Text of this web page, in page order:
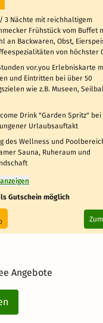
/ 3 Nächte mit reichhaltigem
Frühstück vom Buffet
an Backwaren, Obst,
von höchster
vor.you Erlebniskarte
und Eintritten bei über 50
wie z.B. Museen,
Drink "Garden Spritz" bei
Urlaubsauftakt
des Wellness und
Sauna, Ruheraum und
Gutschein möglich
Angebote